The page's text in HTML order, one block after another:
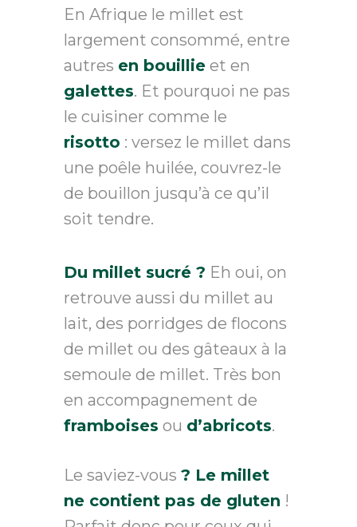
En Afrique le millet est
largement consommé, entre
autres en bouillie et en
galettes. Et pourquoi ne pas
le cuisiner comme le
risotto : versez le millet dans
une poêle huilée, couvrez-le
de bouillon jusqu’à ce qu’il
soit tendre.
Du millet sucré ? Eh oui, on
retrouve aussi du millet au
lait, des porridges de flocons
de millet ou des gâteaux à la
semoule de millet. Très bon
en accompagnement de
framboises ou d’abricots.
Le saviez-vous ? Le millet
ne contient pas de gluten !